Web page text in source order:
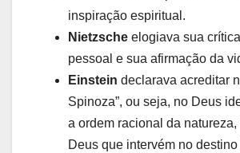
inspiração espiritual.
Nietzsche elogiava sua
pessoal e sua afirmação da
Einstein declarava acreditar
Spinoza”, ou seja, no Deus
a ordem racional da natureza,
Deus que intervém no